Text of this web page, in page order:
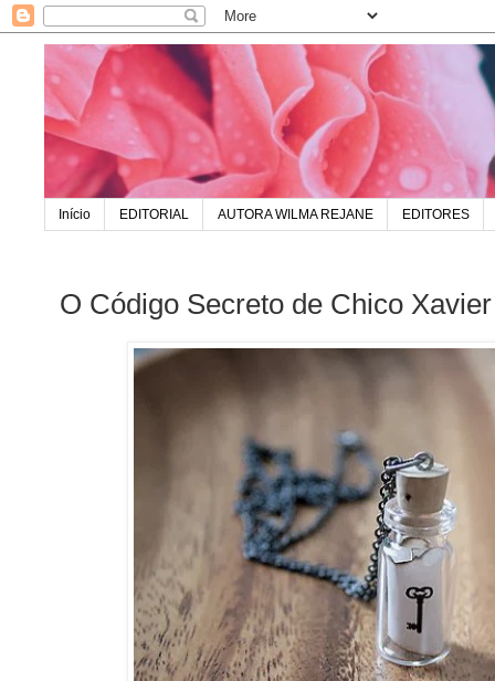
Início EDITORIAL AUTORA WILMA REJANE EDITORES
O Código Secreto de Chico Xavier